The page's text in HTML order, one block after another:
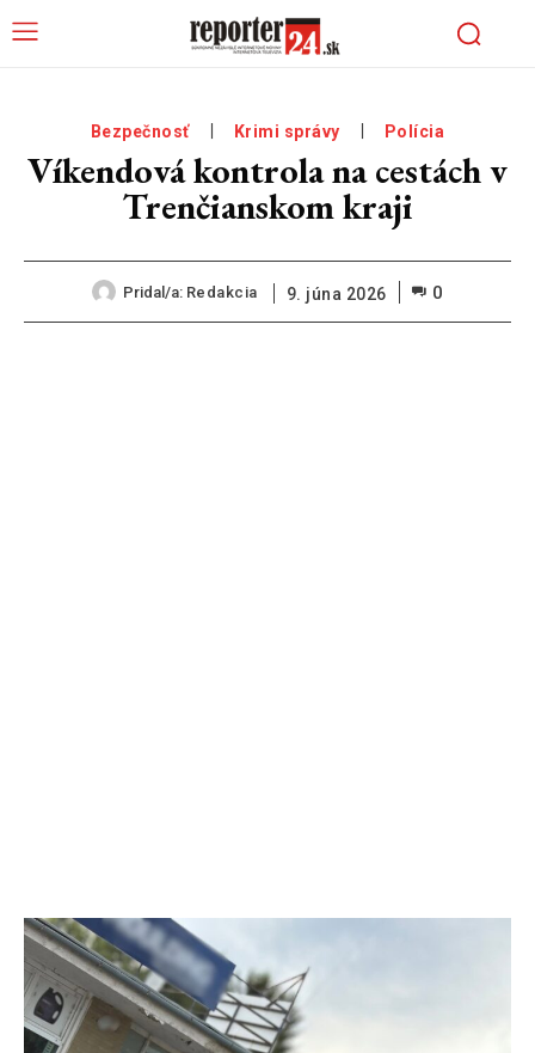
Bezpečnosť Krimi správy Polícia
Víkendová kontrola na cestách v
Trenčianskom kraji
Pridal/a: Redakcia 9. júna 2026 0